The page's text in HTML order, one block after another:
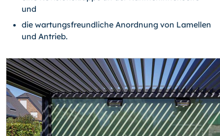
und
die wartungsfreundliche Anordnung von Lamellen
und Antrieb.